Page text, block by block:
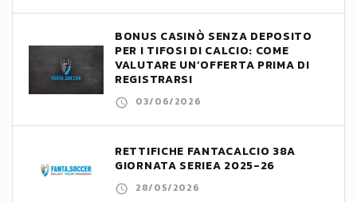
BONUS CASINÒ SENZA DEPOSITO
PER I TIFOSI DI CALCIO: COME
VALUTARE UN’OFFERTA PRIMA DI
REGISTRARSI
03/06/2026
RETTIFICHE FANTACALCIO 38A
GIORNATA SERIEA 2025-26
28/05/2026